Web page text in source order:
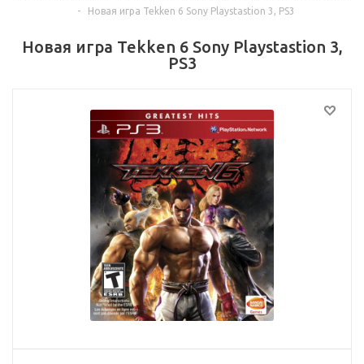
-
Новая игра Tekken 6 Sony Playstastion 3, PS3
Новая игра Tekken 6 Sony Playstastion 3,
PS3